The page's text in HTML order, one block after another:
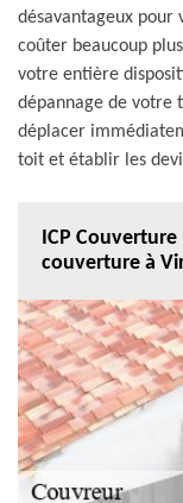
désavantageux pour
coûter beaucoup
votre entière
dépannage de votre
déplacer
toit et établir les
ICP
couverture à